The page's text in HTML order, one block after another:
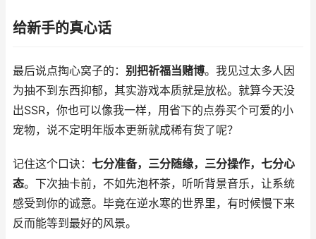
给新手的真心话
最后说点掏心窝子的： 别把祈福当赌博。我见过太多人因
为抽不到东西抑郁，其实游戏本质就是放松。就算今天没
出SSR，你也可以像我一样，用省下的点券买个可爱的小
宠物，说不定明年版本更新就成稀有货了呢？
记住这个口诀： 七分准备，三分随缘，三分操作，七分心
态。下次抽卡前，不如先泡杯茶，听听背景音乐，让系统
感受到你的诚意。毕竟在逆水寒的世界里，有时候慢下来
反而能等到最好的风景。